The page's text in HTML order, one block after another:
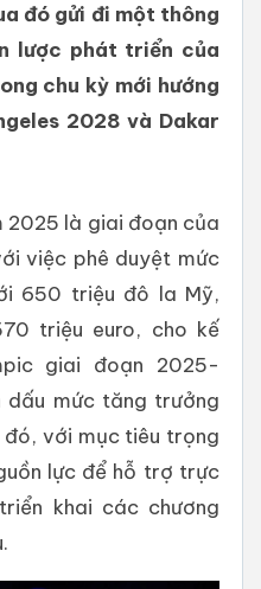
đó gửi đi một thông
lược phát triển của
chu kỳ mới hướng
2028 và Dakar
2025 là giai đoạn của
việc phê duyệt mức
650 triệu đô la Mỹ,
triệu euro, cho kế
giai đoạn 2025-
dấu mức tăng trưởng
với mục tiêu trọng
lực để hỗ trợ trực
khai các chương